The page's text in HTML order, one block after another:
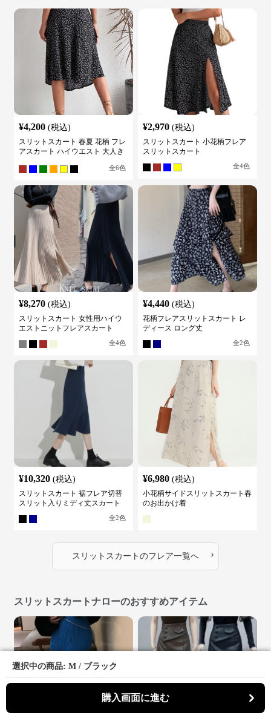
選択中の商品: M / ブラック
購入画面に進む
選択中の商品: M / ブラック
購入画面に進む
¥4,200 (税込)
スリットスカート 春夏 花柄 フレ
アスカート ハイウエスト 大人き
全6色
¥2,970 (税込)
スリットスカート 小花柄フレア
スリットスカート
全4色
¥8,270 (税込)
スリットスカート 女性用ハイウ
エストニットフレアスカート
全4色
¥4,440 (税込)
花柄フレアスリットスカート レ
ディース ロング丈
全2色
¥10,320 (税込)
スリットスカート 裾フレア切替
スリット入りミディ丈スカート
全2色
¥6,980 (税込)
小花柄サイドスリットスカート春
のお出かけ着
スリットスカート のフレア一覧へ ›
スリットスカートナローのおすすめアイテム